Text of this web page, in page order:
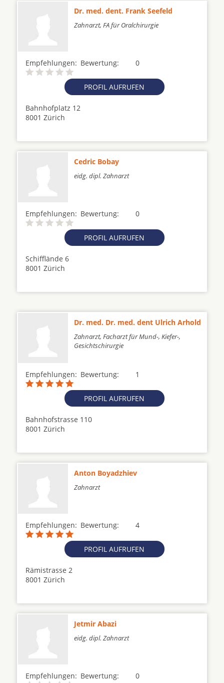
Dr. med. dent. Frank Seefeld
Zahnarzt, FA für Oralchirurgie
Empfehlungen: 0
Bewertung:
PROFIL AUFRUFEN
Bahnhofplatz 12
8001 Zürich
Cedric Bobay
eidg. dipl. Zahnarzt
Empfehlungen: 0
Bewertung:
PROFIL AUFRUFEN
Schifflände 6
8001 Zürich
Dr. med. Dr. med. dent Ulrich Arhold
Zahnarzt, Facharzt für Mund-, Kiefer-,
Gesichtschirurgie
Empfehlungen: 1
Bewertung:
PROFIL AUFRUFEN
Bahnhofstrasse 110
8001 Zürich
Anton Boyadzhiev
Zahnarzt
Empfehlungen: 4
Bewertung:
PROFIL AUFRUFEN
Rämistrasse 2
8001 Zürich
Jetmir Abazi
eidg. dipl. Zahnarzt
Empfehlungen: 0
Bewertung: